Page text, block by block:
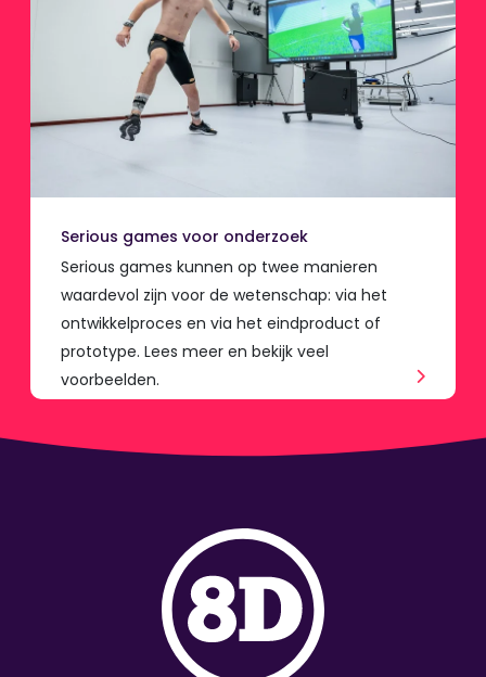
Serious games voor onderzoek
Serious games kunnen op twee manieren
waardevol zijn voor de wetenschap: via het
ontwikkelproces en via het eindproduct of
prototype. Lees meer en bekijk veel
voorbeelden.